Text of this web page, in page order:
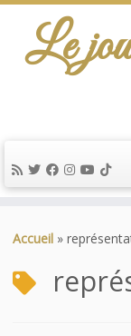
au
Le
Accueil »